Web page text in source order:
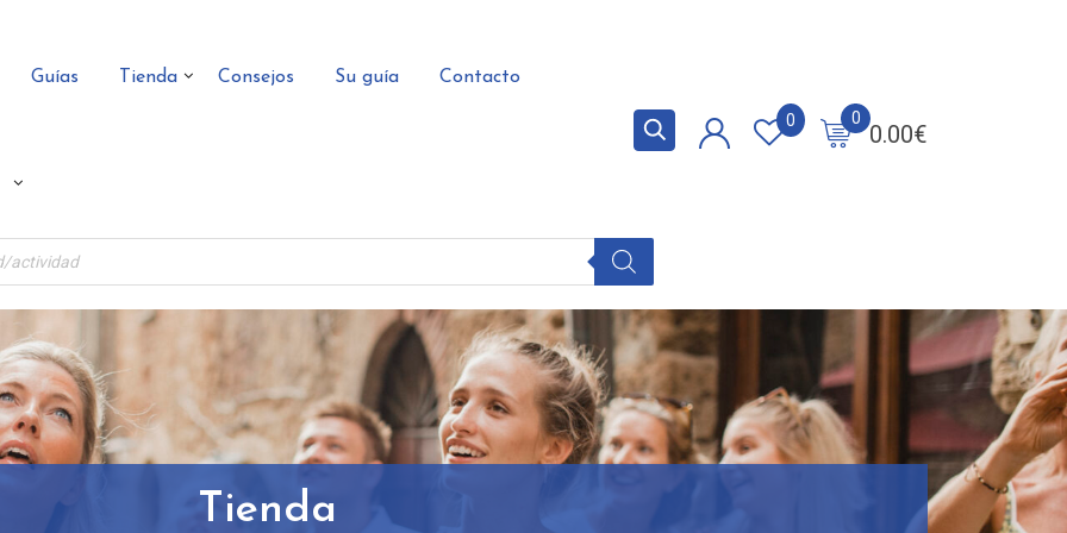
Guías Tienda Consejos Su guía Contacto
0.00€
0
0
Tienda